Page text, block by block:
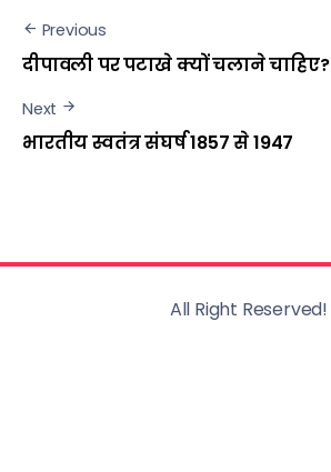
Previous
दीपावली पर पटाखे क्यों चलाने चाहिए?
Next
भारतीय स्वतंत्र संघर्ष 1857 से 1947
All Right Reserved!